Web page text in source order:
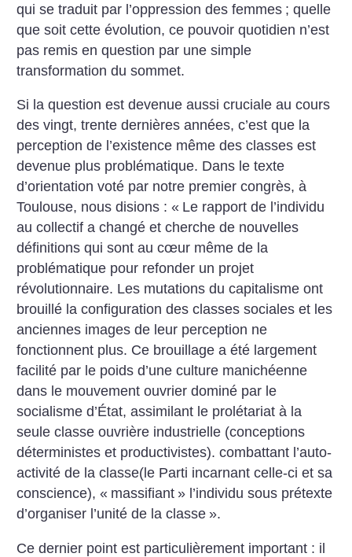
qui se traduit par l’oppression des femmes ; quelle
que soit cette évolution, ce pouvoir quotidien n’est
pas remis en question par une simple
transformation du sommet.
Si la question est devenue aussi cruciale au cours
des vingt, trente dernières années, c’est que la
perception de l’existence même des classes est
devenue plus problématique. Dans le texte
d’orientation voté par notre premier congrès, à
Toulouse, nous disions : « Le rapport de l’individu
au collectif a changé et cherche de nouvelles
définitions qui sont au cœur même de la
problématique pour refonder un projet
révolutionnaire. Les mutations du capitalisme ont
brouillé la configuration des classes sociales et les
anciennes images de leur perception ne
fonctionnent plus. Ce brouillage a été largement
facilité par le poids d’une culture manichéenne
dans le mouvement ouvrier dominé par le
socialisme d’État, assimilant le prolétariat à la
seule classe ouvrière industrielle (conceptions
déterministes et productivistes). combattant l’auto-
activité de la classe(le Parti incarnant celle-ci et sa
conscience), « massifiant » l’individu sous prétexte
d’organiser l’unité de la classe ».
Ce dernier point est particulièrement important : il